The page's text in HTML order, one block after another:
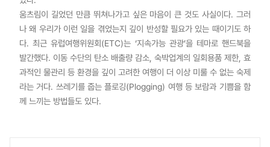
움츠림이 길었던 만큼 뛰쳐나가고 싶은 마음이 큰 것도 사실이다. 그러
나 왜 우리가 이런 일을 겪었는지 깊이 반성할 필요가 있는 때이기도 하
다. 최근 유럽여행위원회(ETC)는 ‘지속가능 관광’을 테마로 핸드북을
발간했다. 이동 수단의 탄소 배출량 감소, 숙박업계의 일회용품 제한, 효
과적인 물관리 등 환경을 깊이 고려한 여행이 더 이상 미룰 수 없는 숙제
라는 거다. 쓰레기를 줍는 플로깅(Plogging) 여행 등 보람과 기쁨을 함
께 느끼는 방법들도 있다.